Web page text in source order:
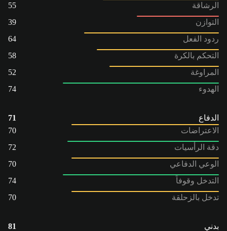
الرشاقة
55
التوازن
39
ردود الفعل
64
التحكم بالكرة
58
المراوغة
52
الهدوء
74
الدفاع
71
الاعتراضات
70
دقة الرأسيات
72
الوعي الدفاعي
70
التدخل وقوفاً
74
تدخل بالزحلقة
70
بدني
81